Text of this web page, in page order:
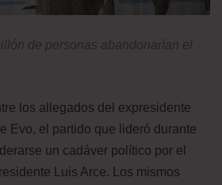
de personas abandonarían el
los allegados del expresidente
Evo, el partido que lideró durante
un cadáver político por el
Luis Arce. Los mismos